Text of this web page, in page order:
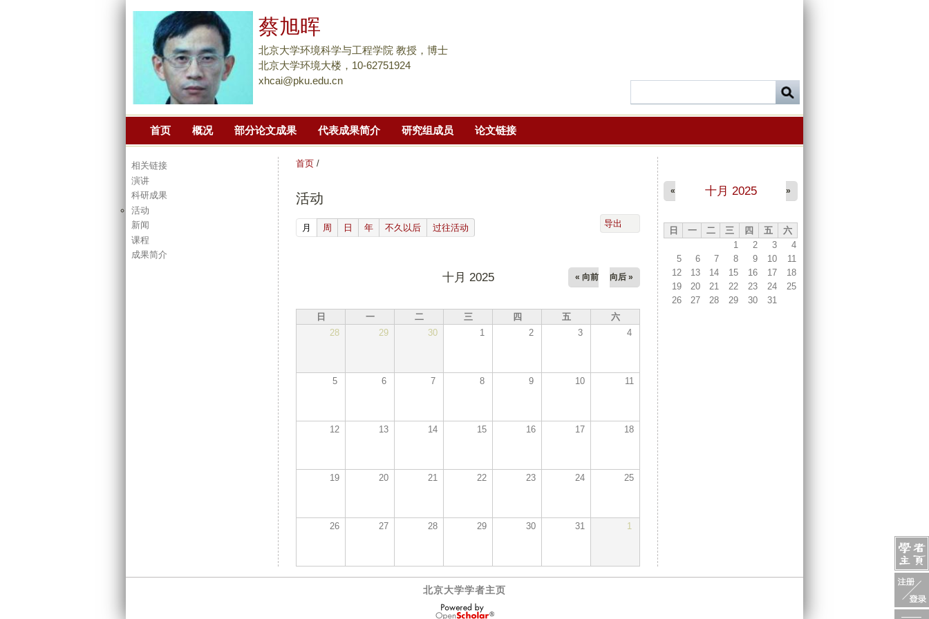
到
主
要
蔡旭晖
北京大学环境科学与工程学院 教授，博士
北京大学环境大楼，10-62751924
xhcai@pku.edu.cn
首页 概况 部分论文成果 代表成果简介 研究组成员 论文链接
首页 /
活动
月 (active tab)
周 日 年 不久以后 过往活动
十月 2025 « 向前 向后 »
导出
日 一 二 三 四 五
六
28
29 30 1 2 3 4
5 6 7 8 9 10 11
12 13 14 15 16 17 18
19 20 21 22 23 24 25
26 27 28 29 30 31 1
相关链接
演讲
科研成果
活动
新闻
课程
成果简介
十月 2025
« »
日 一 二 三 四 五
六
1
2 3
4
5
6 7 8 9 10
11
12
13 14 15 16 17
18
19
20 21 22 23 24
25
26
27 28 29 30 31
北京大学学者主页
OpenScholar